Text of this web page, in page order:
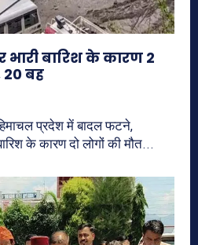
बारिश के कारण 2
20 बह
प्रदेश में बादल फटने,
के कारण दो लोगों की मौत...